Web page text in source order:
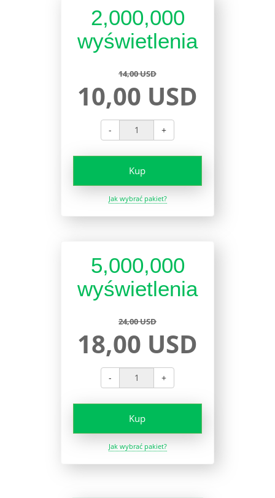
2,000,000
wyświetlenia
14,00 USD
10,00 USD
- +
Kup
Jak wybrać pakiet?
5,000,000
wyświetlenia
24,00 USD
18,00 USD
- +
Kup
Jak wybrać pakiet?